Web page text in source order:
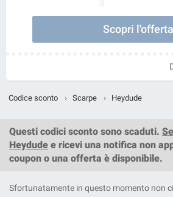
Scopri l'offerta
Codice sconto › Scarpe › Heydude
Questi codici sconto sono scaduti.
Heydude e ricevi una notifica non
coupon o una offerta è disponibile.
Sfortunatamente in questo momento non